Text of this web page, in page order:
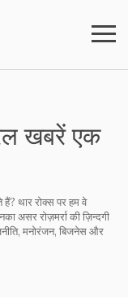
खबरें एक
थार रोक्स पर हम वे
असर रोज़मर्रा की ज़िन्दगी
मनोरंजन, बिजनेस और